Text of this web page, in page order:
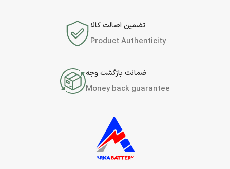
تضمین اصالت کالا
Product Authenticity
ضمانت بازگشت وجه
Money back guarantee